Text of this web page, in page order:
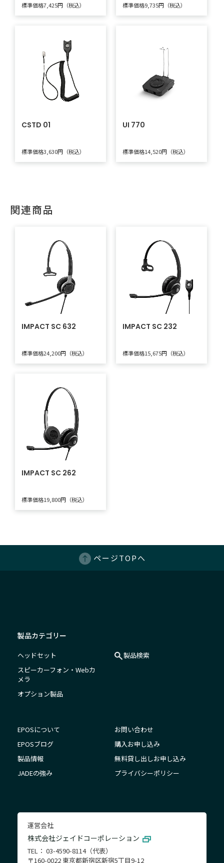
標準価格7,425円（税込） 標準価格9,735円（税込）
CSTD 01
標準価格3,630円（税込）
UI 770
標準価格14,520円（税込）
関連商品
IMPACT SC 632
標準価格24,200円（税込）
IMPACT SC 232
標準価格15,675円（税込）
IMPACT SC 262
標準価格19,800円（税込）
ページTOPへ
製品カテゴリー
ヘッドセット
スピーカーフォン・Webカ
メラ
オプション製品
製品検索
EPOSについて
EPOSブログ
製品情報
JADEの強み
お問い合わせ
購入お申し込み
無料貸し出しお申し込み
プライバシーポリシー
運営会社
株式会社ジェイドコーポレーション
TEL： 03-4590-8114（代表）
〒160-0022 東京都新宿区新宿5丁目9-12